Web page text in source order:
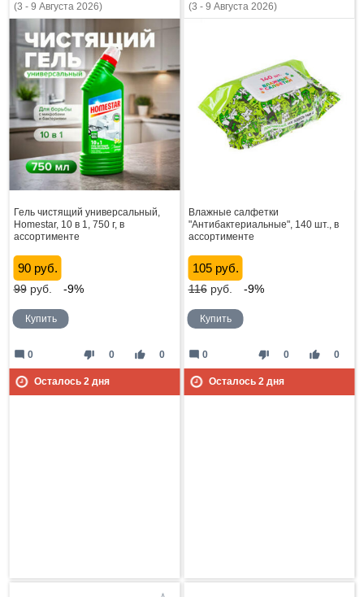
(3 - 9 Августа 2026)
Гель чистящий универсальный,
Homestar, 10 в 1, 750 г, в
ассортименте
90 руб.
99руб. -9%
Купить
thumb_down 0 thumb_up 0
mode_comment 0
Осталось 2дня
(3 - 9 Августа 2026)
Влажные салфетки
"Антибактериальные", 140 шт., в
ассортименте
105 руб.
116руб. -9%
Купить
thumb_down 0 thumb_up 0
mode_comment 0
Осталось 2дня